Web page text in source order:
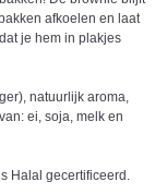
afkoelen en laat
je hem in plakjes
natuurlijk aroma,
ei, soja, melk en
Halal gecertificeerd.